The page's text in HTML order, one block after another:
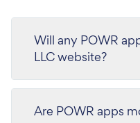
Will any POWR
LLC website?
Are POWR apps